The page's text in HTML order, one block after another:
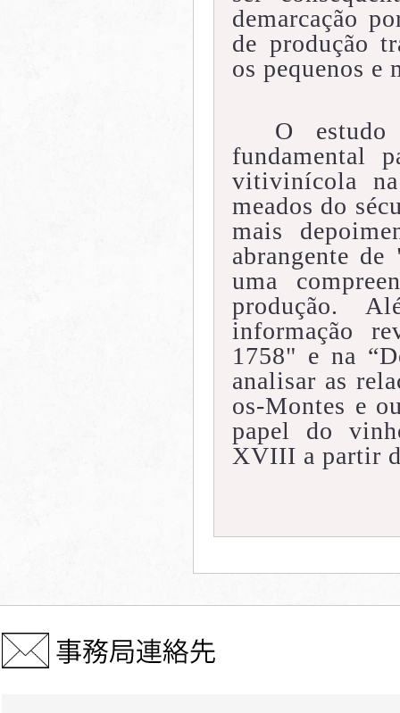
demarcação
de produção
os pequenos e
O
fundamental
vitivinícola
meados do
mais
abrangente
uma
produção.
informação
1758" e na
analisar as
os-Montes e
papel do
XVIII a partir